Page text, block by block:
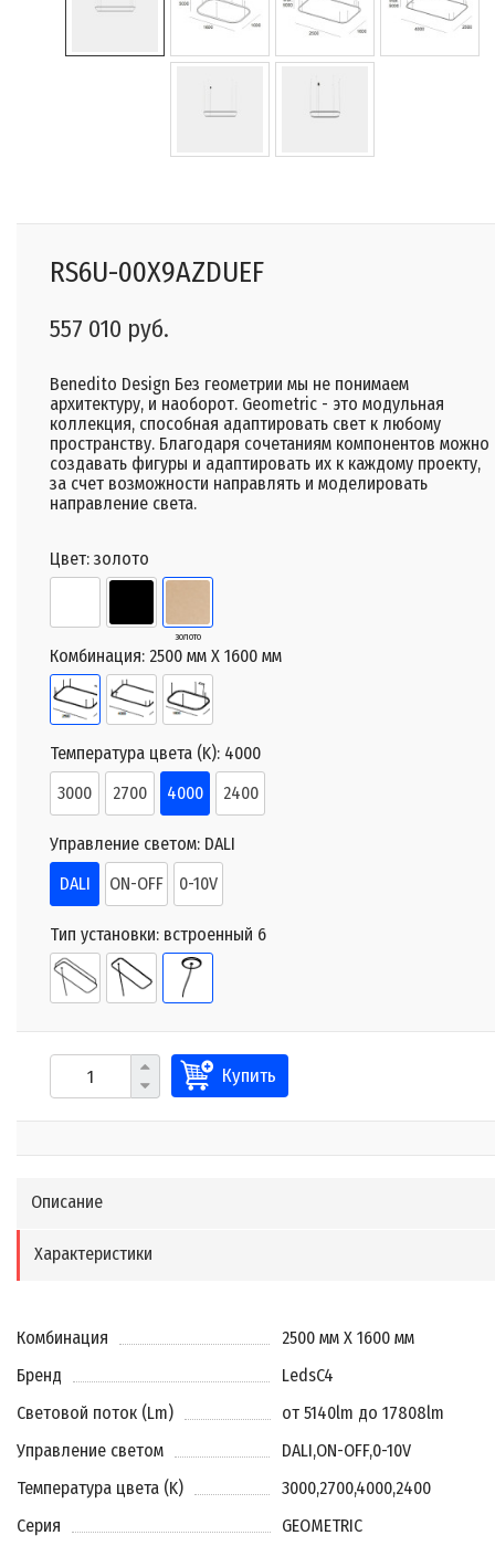
RS6U-00X9AZDUEF
557 010 руб.
Benedito Design Без геометрии мы не понимаем
архитектуру, и наоборот. Geometric - это модульная
коллекция, способная адаптировать свет к любому
пространству. Благодаря сочетаниям компонентов можно
создавать фигуры и адаптировать их к каждому проекту,
за счет возможности направлять и моделировать
направление света.
Цвет: золото
золото
Комбинация: 2500 мм X 1600 мм
Температура цвета (K): 4000
3000
2700 4000 2400
Управление светом: DALI
DALI
ON-OFF 0-10V
Тип установки: встроенный 6
Купить
Описание
Характеристики
Комбинация
2500 мм X 1600 мм
Бренд
LedsC4
Световой поток (Lm)
от 5140lm до 17808lm
Управление светом
DALI,ON-OFF,0-10V
Температура цвета (K)
3000,2700,4000,2400
Серия
GEOMETRIC